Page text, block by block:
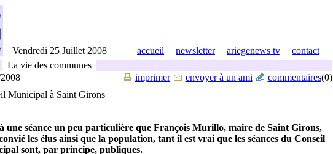
Vendredi 25 Juillet 2008 accueil | newsletter| ariegenews tv | contact
La vie des communes
imprimer envoyer à un ami commentaires(0)
Municipal à Saint Girons
une séance un peu particulière que François Murillo, maire de Saint Girons,
les élus ainsi que la population, tant il est vrai que les séances du Conseil
sont, par principe, publiques.